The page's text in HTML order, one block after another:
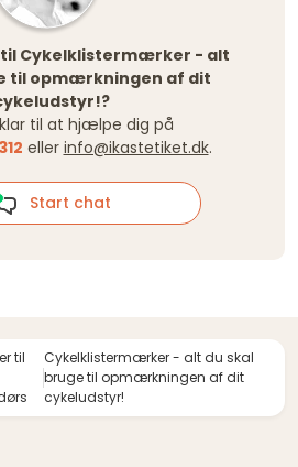
Cykelklistermærker - alt
til opmærkningen af dit
til at hjælpe dig på
eller info@ikastetiket.dk.
Start chat
til
Cykelklistermærker - alt du skal
bruge til opmærkningen af dit
cykeludstyr!